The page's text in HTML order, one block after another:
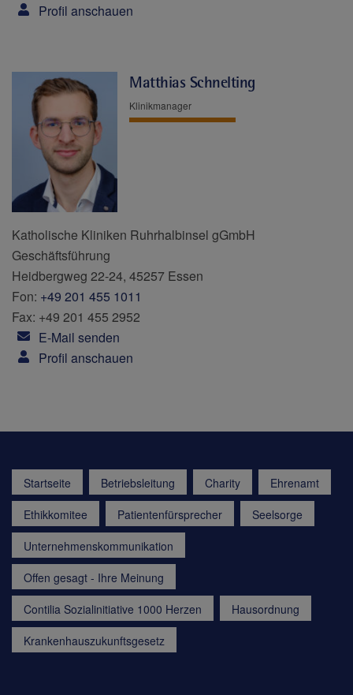
Profil anschauen
Matthias Schnelting
Klinikmanager
Katholische Kliniken Ruhrhalbinsel gGmbH
Geschäftsführung
Heidbergweg 22-24, 45257 Essen
Fon: +49 201 455 1011
Fax: +49 201 455 2952
E-Mail senden
Profil anschauen
Startseite Betriebsleitung Charity
Ehrenamt
Ethikkomitee
Patientenfürsprecher
Seelsorge
Unternehmenskommunikation
Offen gesagt - Ihre Meinung
Contilia Sozialinitiative 1000 Herzen
Hausordnung
Krankenhauszukunftsgesetz